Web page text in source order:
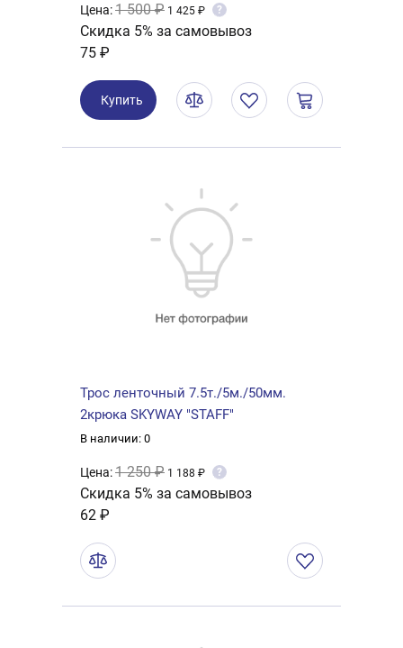
Цена:1 500 ₽ 1 425 ₽ ?
Скидка 5% за самовывоз
75 ₽
Купить
Трос ленточный 7.5т./5м./50мм.
2крюка SKYWAY "STAFF"
В наличии: 0
Цена:1 250 ₽ 1 188 ₽ ?
Скидка 5% за самовывоз
62 ₽